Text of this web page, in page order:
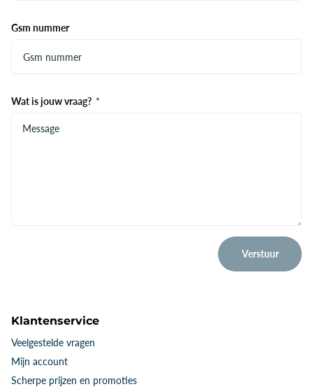
Gsm nummer
Wat is jouw vraag? *
Verstuur
Klantenservice
Veelgestelde vragen
Mijn account
Scherpe prijzen en promoties